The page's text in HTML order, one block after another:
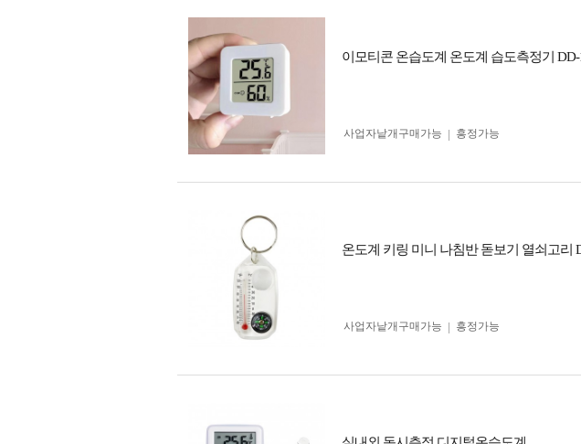
이모티콘 온습도계 온도계 습도측정기 DD-
사업자 낱개구매가능 흥정가능
온도계 키링 미니 나침반 돋보기 열쇠고리
사업자 낱개구매가능 흥정가능